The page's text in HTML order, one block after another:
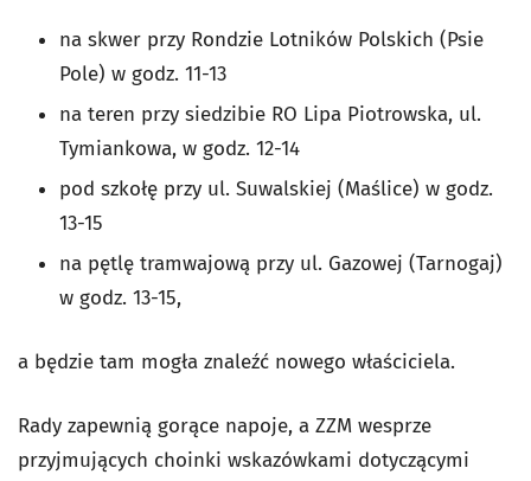
na skwer przy Rondzie Lotników Polskich (Psie
Pole) w godz. 11-13
na teren przy siedzibie RO Lipa Piotrowska, ul.
Tymiankowa, w godz. 12-14
pod szkołę przy ul. Suwalskiej (Maślice) w godz.
13-15
na pętlę tramwajową przy ul. Gazowej (Tarnogaj)
w godz. 13-15,
a będzie tam mogła znaleźć nowego właściciela.
Rady zapewnią gorące napoje, a ZZM wesprze
przyjmujących choinki wskazówkami dotyczącymi